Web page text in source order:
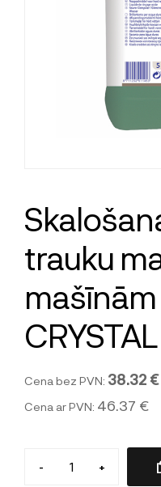
trauku
Cena bez PVN: 38.32 €
Cena ar PVN: 46.37 €
- +